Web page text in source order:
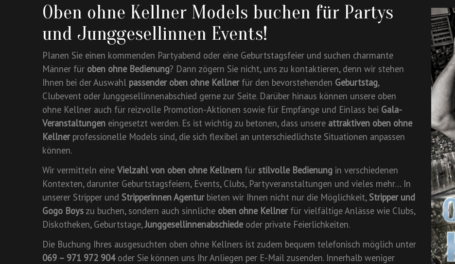
Oben ohne Kellner Models buchen für Partys
und Junggesellinnen Events!
Planen Sie einen kommenden Partyabend oder eine Geburtstagsfeier und suchen charmante
Männer für oben ohne Bedienung? Dann zögern Sie nicht, uns zu kontaktieren, denn wir stehen
Ihnen bei der Auswahl passender oben ohne Kellnerfür den bevorstehenden Geburtstag,
Clubevent oder Junggesellinnenabschied gerne zur Seite. Darüber hinaus können unsere oben
ohne Kellner auch für reizvolle Promotion-Aktionen sowie für Empfänge und Einlass bei Gala-
Veranstaltungen eingesetzt werden. Es ist wichtig zu betonen, dass unsere attraktiven oben ohne
Kellnerprofessionelle Models sind, die sich flexibel an unterschiedlichste Situationen anpassen
können.
Wir vermitteln eine Vielzahl von oben ohne Kellnern für stilvolle Bedienung in verschiedenen
Kontexten, darunter Geburtstagsfeiern, Events, Clubs, Partyveranstaltungen und vieles mehr… In
unserer Stripper und Stripperinnen Agenturbieten wir Ihnen nicht nur die Möglichkeit, Stripper und
Gogo Boys zu buchen, sondern auch sinnliche oben ohne Kellnerfür vielfältige Anlässe wie Clubs,
Diskotheken, Geburtstage,Junggesellinnenabschiedeoder private Feierlichkeiten.
Die Buchung Ihres ausgesuchten oben ohne Kellners ist zudem bequem telefonisch möglich unter
069 – 971 972 904oder Sie können uns Ihr Anliegen per E-Mail zusenden. Innerhalb weniger